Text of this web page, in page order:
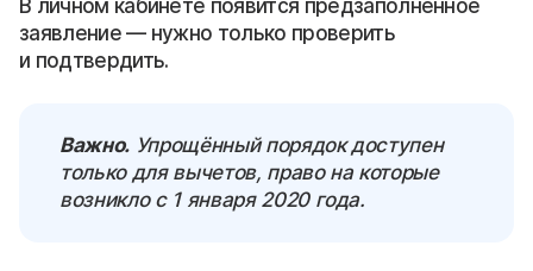
В личном кабинете появится предзаполненное
заявление — нужно только проверить
и подтвердить.
Важно.Упрощённый порядок доступен
только для вычетов, право на которые
возникло с 1 января 2020 года.